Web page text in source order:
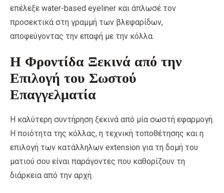
επέλεξε water-based eyeliner και άπλωσέ τον
προσεκτικά στη γραμμή των βλεφαρίδων,
αποφεύγοντας την επαφή με την κόλλα.
Η Φροντίδα Ξεκινά από την
Επιλογή του Σωστού
Επαγγελματία
Η καλύτερη συντήρηση ξεκινά από μία σωστή εφαρμογή.
Η ποιότητα της κόλλας, η τεχνική τοποθέτησης και η
επιλογή των κατάλληλων extension για τη δομή του
ματιού σου είναι παράγοντες που καθορίζουν τη
διάρκεια από την αρχή.